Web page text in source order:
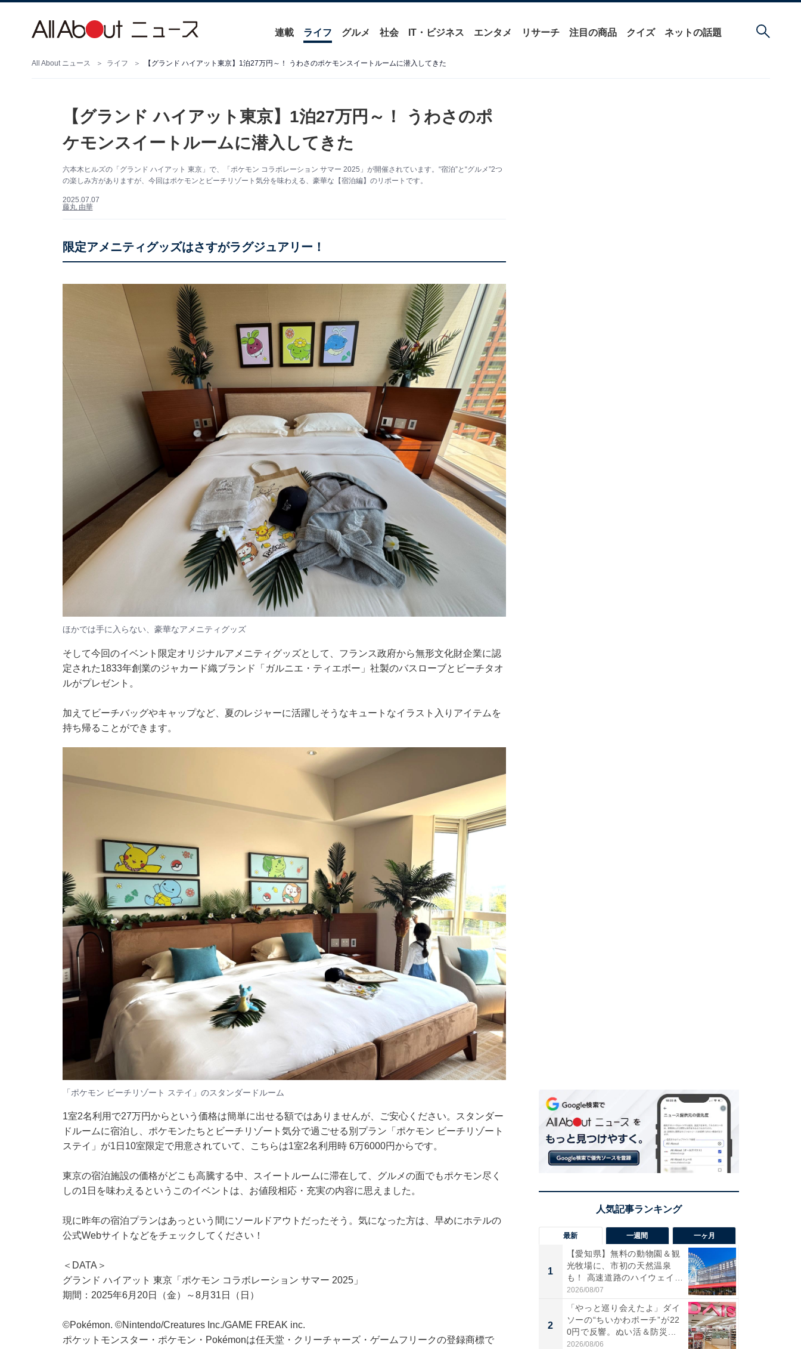
連載 ライフ グルメ 社会 IT・ビジネス エンタメ リサーチ 注目の商品 クイズ ネットの話題
All About ニュース ライフ 【グランド ハイアット東京】1泊27万円～！ うわさのポケモンスイートルームに潜入してきた
【グランド ハイアット東京】1泊27万円～！ うわさのポ
ケモンスイートルームに潜入してきた
六本木ヒルズの「グランド ハイアット 東京」で、「ポケモン コラボレーション サマー 2025」が開催されています。“宿泊”と“グルメ”2つ
の楽しみ方がありますが、今回はポケモンとビーチリゾート気分を味わえる、豪華な【宿泊編】のリポートです。
2025.07.07
藤丸 由華
限定アメニティグッズはさすがラグジュアリー！
ほかでは手に入らない、豪華なアメニティグッズ
そして今回のイベント限定オリジナルアメニティグッズとして、フランス政府から無形文化財企業に認
定された1833年創業のジャカード織ブランド「ガルニエ・ティエボー」社製のバスローブとビーチタオ
ルがプレゼント。
加えてビーチバッグやキャップなど、夏のレジャーに活躍しそうなキュートなイラスト入りアイテムを
持ち帰ることができます。
「ポケモン ビーチリゾート ステイ」のスタンダードルーム
1室2名利用で27万円からという価格は簡単に出せる額ではありませんが、ご安心ください。スタンダー
ドルームに宿泊し、ポケモンたちとビーチリゾート気分で過ごせる別プラン「ポケモン ビーチリゾート
ステイ」が1日10室限定で用意されていて、こちらは1室2名利用時 6万6000円からです。
東京の宿泊施設の価格がどこも高騰する中、スイートルームに滞在して、グルメの面でもポケモン尽く
しの1日を味わえるというこのイベントは、お値段相応・充実の内容に思えました。
現に昨年の宿泊プランはあっという間にソールドアウトだったそう。気になった方は、早めにホテルの
公式Webサイトなどをチェックしてください！
＜DATA＞
グランド ハイアット 東京「ポケモン コラボレーション サマー 2025」
期間：2025年6月20日（金）～8月31日（日）
©Pokémon. ©Nintendo/Creatures Inc./GAME FREAK inc.
ポケットモンスター・ポケモン・Pokémonは任天堂・クリーチャーズ・ゲームフリークの登録商標で
最新 一週間 一ヶ月
1
【愛知県】無料の動物園＆観
光牧場に、市初の天然温泉
も！ 高速道路のハイウェイオ
ア...
2026/08/07
2
「やっと巡り会えたよ」ダイ
ソーの“ちいかわポーチ”が22
0円で反響。ぬい活＆防災...
2026/08/06